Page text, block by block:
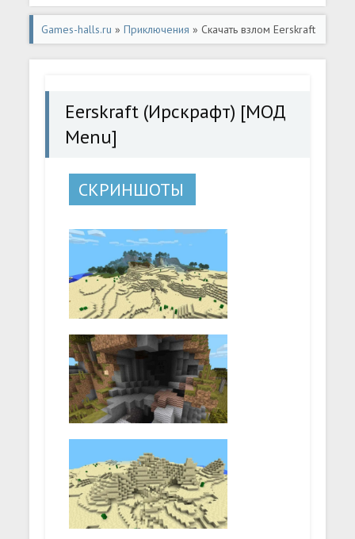
Games-halls.ru »Приключения » Скачать взлом Eerskraft
(Ирскрафт) [МОД Menu] - стабильная версия apk на
Eerskraft (Ирскрафт) [МОД
Menu]
СКРИНШОТЫ